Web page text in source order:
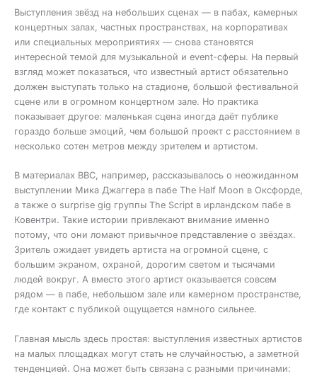
Выступления звёзд на небольших сценах — в пабах, камерных
концертных залах, частных пространствах, на корпоративах
или специальных мероприятиях — снова становятся
интересной темой для музыкальной и event-сферы. На первый
взгляд может показаться, что известный артист обязательно
должен выступать только на стадионе, большой фестивальной
сцене или в огромном концертном зале. Но практика
показывает другое: маленькая сцена иногда даёт публике
гораздо больше эмоций, чем большой проект с расстоянием в
несколько сотен метров между зрителем и артистом.
В материалах BBC, например, рассказывалось о неожиданном
выступлении Мика Джаггера в пабе The Half Moon в Оксфорде,
а также о surprise gig группы The Script в ирландском пабе в
Ковентри. Такие истории привлекают внимание именно
потому, что они ломают привычное представление о звёздах.
Зритель ожидает увидеть артиста на огромной сцене, с
большим экраном, охраной, дорогим светом и тысячами
людей вокруг. А вместо этого артист оказывается совсем
рядом — в пабе, небольшом зале или камерном пространстве,
где контакт с публикой ощущается намного сильнее.
Главная мысль здесь простая: выступления известных артистов
на малых площадках могут стать не случайностью, а заметной
тенденцией. Она может быть связана с разными причинами: